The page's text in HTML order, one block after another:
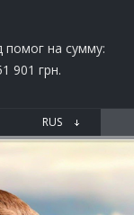
помог на сумму:
901 грн.